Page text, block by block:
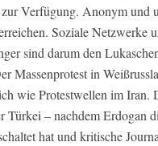
Verfügung. Anonym und
Soziale Netzwerke
sind darum den
Massenprotest in
wie Protestwellen im Iran.
Türkei – nachdem Erdogan
hat und kritische